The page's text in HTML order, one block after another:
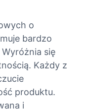
o
bardzo
się
Każdy z
produktu.
i